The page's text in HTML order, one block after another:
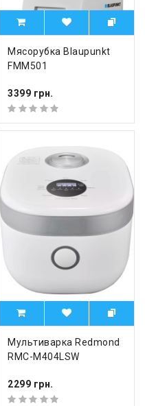
Мясорубка Blaupunkt
FMM501
3399 грн.
Мультиварка Redmond
RMC-M404LSW
2299 грн.